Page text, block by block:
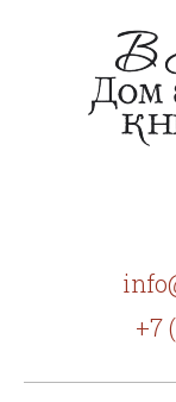
+7